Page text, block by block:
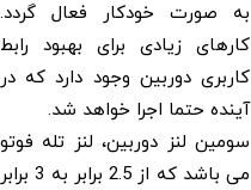
به صورت خودکار فعال گردد.
کارهای زیادی برای بهبود رابط
کاربری دوربین وجود دارد که در
آینده حتما اجرا خواهد شد.
سومین لنز دوربین، لنز تله فوتو
می باشد که از 2.5 برابر به 3 برابر